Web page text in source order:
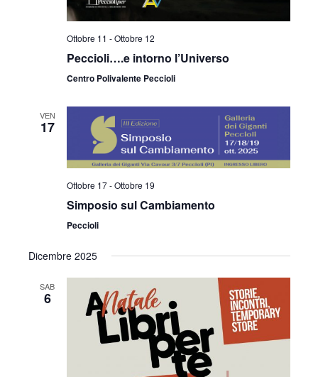
Ottobre 11 -Ottobre 12
Peccioli….e intorno l’Universo
Centro Polivalente Peccioli
VEN
17
Ottobre 17-Ottobre 19
Simposio sul Cambiamento
Peccioli
Dicembre 2025
SAB
6